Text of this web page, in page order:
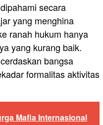
secara
yang menghina
ranah hukum hanya
yang kurang baik.
bangsa
formalitas aktivitas
Mafia Internasional